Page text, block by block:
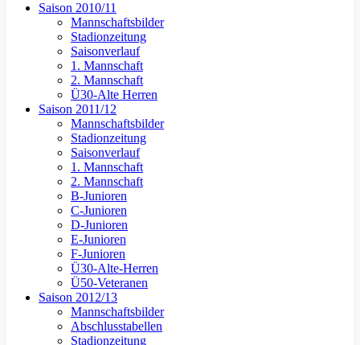
Saison 2010/11
Mannschaftsbilder
Stadionzeitung
Saisonverlauf
1. Mannschaft
2. Mannschaft
Ü30-Alte Herren
Saison 2011/12
Mannschaftsbilder
Stadionzeitung
Saisonverlauf
1. Mannschaft
2. Mannschaft
B-Junioren
C-Junioren
D-Junioren
E-Junioren
F-Junioren
Ü30-Alte-Herren
Ü50-Veteranen
Saison 2012/13
Mannschaftsbilder
Abschlusstabellen
Stadionzeitung